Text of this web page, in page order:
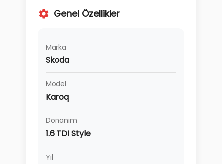
Genel Özellikler
Marka
Skoda
Model
Karoq
Donanım
1.6 TDI Style
Yıl